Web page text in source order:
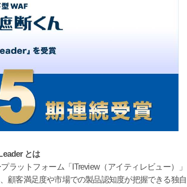
とは
ラットフォーム「ITreview（アイティレビュー）」
顧客満足度や市場での製品認知度が把握できる独自